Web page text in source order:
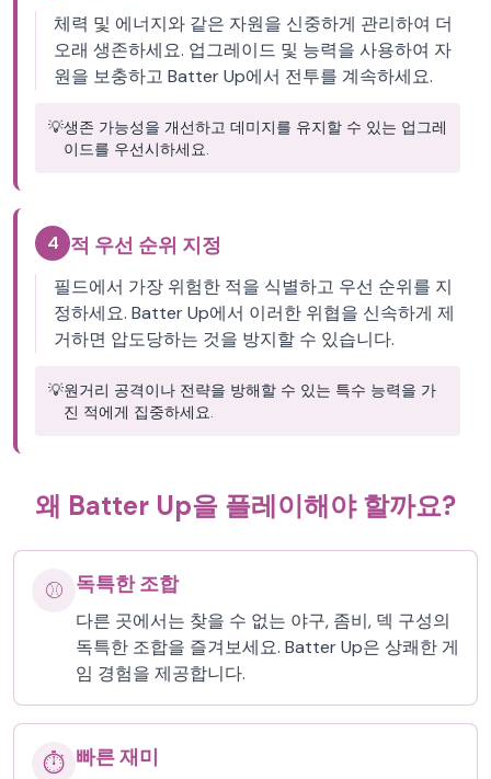
체력 및 에너지와 같은 자원을 신중하게 관리하여 더
오래 생존하세요. 업그레이드 및 능력을 사용하여 자
원을 보충하고 Batter Up에서 전투를 계속하세요.
💡생존 가능성을 개선하고 데미지를 유지할 수 있는 업그레
이드를 우선시하세요.
4 적 우선 순위 지정
필드에서 가장 위험한 적을 식별하고 우선 순위를 지
정하세요. Batter Up에서 이러한 위협을 신속하게 제
거하면 압도당하는 것을 방지할 수 있습니다.
💡원거리 공격이나 전략을 방해할 수 있는 특수 능력을 가
진 적에게 집중하세요.
왜 Batter Up을 플레이해야 할까요?
⚾ 독특한 조합
다른 곳에서는 찾을 수 없는 야구, 좀비, 덱 구성의
독특한 조합을 즐겨보세요. Batter Up은 상쾌한 게
임 경험을 제공합니다.
⏱️ 빠른 재미